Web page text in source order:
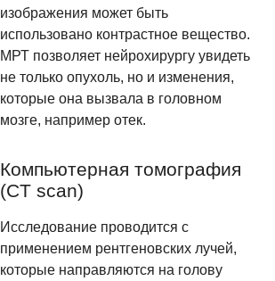
изображения может быть
использовано контрастное вещество.
МРТ позволяет нейрохирургу увидеть
не только опухоль, но и изменения,
которые она вызвала в головном
мозге, например отек.
Компьютерная томография
(CT scan)
Исследование проводится с
применением рентгеновских лучей,
которые направляются на голову